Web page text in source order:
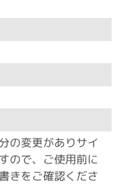
の変更がありサイ
ので、ご使用前に
きをご確認くださ